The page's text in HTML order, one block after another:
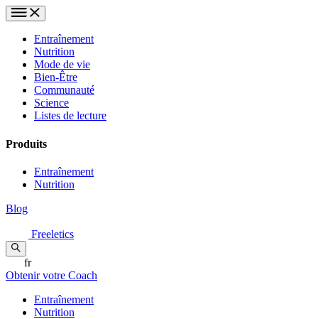
Entraînement
Nutrition
Mode de vie
Bien-Être
Communauté
Science
Listes de lecture
Produits
Entraînement
Nutrition
Blog
Freeletics
fr
Obtenir votre Coach
Entraînement
Nutrition